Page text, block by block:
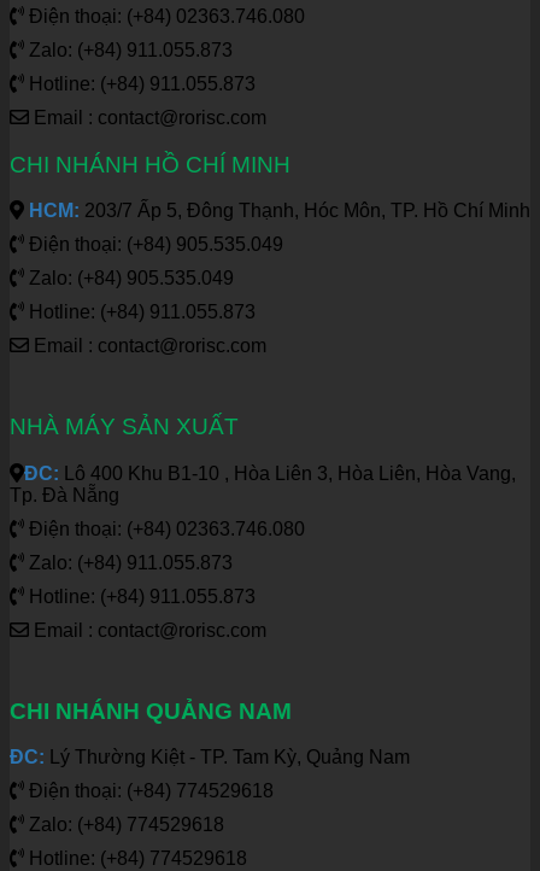
Điện thoại: (+84) 02363.746.080
Zalo: (+84) 911.055.873
Hotline: (+84) 911.055.873
Email : contact@rorisc.com
CHI NHÁNH HỒ CHÍ MINH
HCM: 203/7 Ấp 5, Đông Thạnh, Hóc Môn, TP. Hồ Chí Minh
Điện thoại: (+84) 905.535.049
Zalo: (+84) 905.535.049
Hotline: (+84) 911.055.873
Email : contact@rorisc.com
NHÀ MÁY SẢN XUẤT
ĐC: Lô 400 Khu B1-10 , Hòa Liên 3, Hòa Liên, Hòa Vang,
Tp. Đà Nẵng
Điện thoại: (+84) 02363.746.080
Zalo: (+84) 911.055.873
Hotline: (+84) 911.055.873
Email : contact@rorisc.com
CHI NHÁNH QUẢNG NAM
ĐC: Lý Thường Kiệt - TP. Tam Kỳ, Quảng Nam
Điện thoại: (+84) 774529618
Zalo: (+84) 774529618
Hotline: (+84) 774529618